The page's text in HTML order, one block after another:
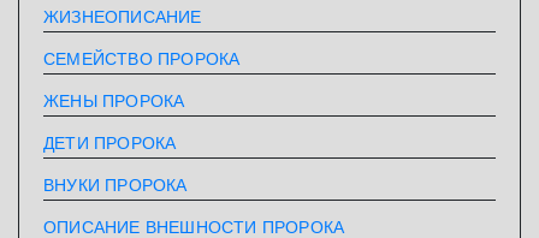
ЖИЗНЕОПИСАНИЕ
СЕМЕЙСТВО ПРОРОКА
ЖЕНЫ ПРОРОКА
ДЕТИ ПРОРОКА
ВНУКИ ПРОРОКА
ОПИСАНИЕ ВНЕШНОСТИ ПРОРОКА